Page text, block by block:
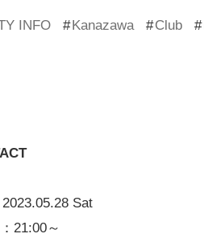
INFO Kanazawa Club
2023.05.28 Sat
21:00～